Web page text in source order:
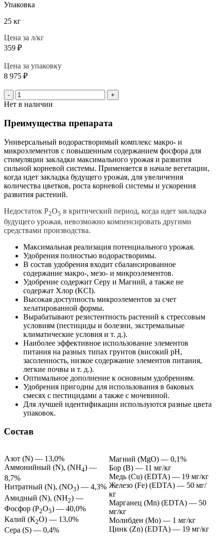
Упаковка
25 кг
Цена за л/кг
359 ₽
Цена за упаковку
8 975 ₽
- +
Нет в наличии
Преимущества препарата
Универсальный водорастворимый комплекс макро- и
микроэлементов с повышенным содержанием фосфора для
стимуляции закладки максимального урожая и развития
сильной корневой системы. Применяется в начале вегетации,
когда идет закладка будущего урожая, для увеличения
количества цветков, роста корневой системы и ускорения
развития растений.
Недостаток Р2О5 в критический период, когда идет закладка
будущего урожая, невозможно компенсировать другими
средствами производства.
Максимальная реализация потенциального урожая.
Удобрения полностью водорастворимы.
В состав удобрения входит сбалансированное
содержание макро-, мезо- и микроэлементов.
Удобрение содержит Серу и Магний, а также не
содержат Хлор (KCI).
Высокая доступность микроэлементов за счет
хелатированной формы.
Вырабатывают резистентность растений к стрессовым
условиям (пестициды и болезни, экстремальные
климатические условия и т. д.).
Наиболее эффективное использование элементов
питания на разных типах грунтов (високий pH,
засоленность, низкое содержание элементов питания,
легкие почвы и т. д.).
Оптимальное дополнение к основным удобрениям.
Удобрения пригодны для использования в баковых
смесях с пестицидами а также с мочевиной.
Для лучшей идентификации используются разные цвета
упаковок.
Состав
Азот (N) — 13,0%
Аммонийный (N), (NH4) —
8,7%
Нитратный (N), (NO3) — 4,3%
Амидный (N), (NH2) —
Фосфор (Р2О5) — 40,0%
Калий (К2О) — 13,0%
Сера (S) — 0,4%
Магний (MgO) — 0,1%
Бор (В) — 11 мг/кг
Медь (Cu) (EDTA) — 19 мг/кг
Железо (Fe) (EDTA) — 50 мг/
кг
Марганец (Mn) (EDTA) — 50
мг/кг
Молибден (Мо) — 1 мг/кг
Цинк (Zn) (EDTA) — 19 мг/кг